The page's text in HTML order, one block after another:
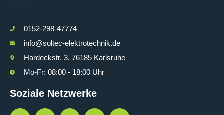
0152-298-47774
info@soltec-elektrotechnik.de
Hardeckstr. 3, 76185 Karlsruhe
Mo-Fr: 08:00 - 18:00 Uhr
Soziale Netzwerke